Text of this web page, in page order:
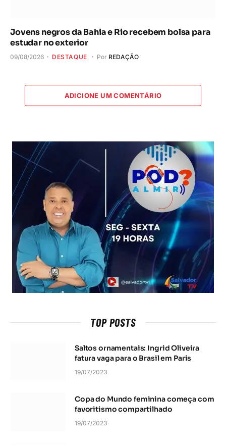
Jovens negros da Bahia e Rio recebem bolsa para
estudar no exterior
09/08/2026 DESTAQUE Por REDAÇÃO
ADICIONE UM COMENTÁRIO
TOP POSTS
Saltos ornamentais: Ingrid Oliveira
fatura vaga para o Brasil em Paris
19/07/2023
Copa do Mundo feminina começa com
favoritismo compartilhado
19/07/2023